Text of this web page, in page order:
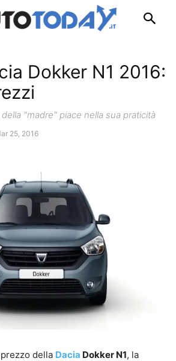
Dokker N1 2016:
"madre" piace nella sua praticità
25, 2016
della Dacia Dokker N1, la